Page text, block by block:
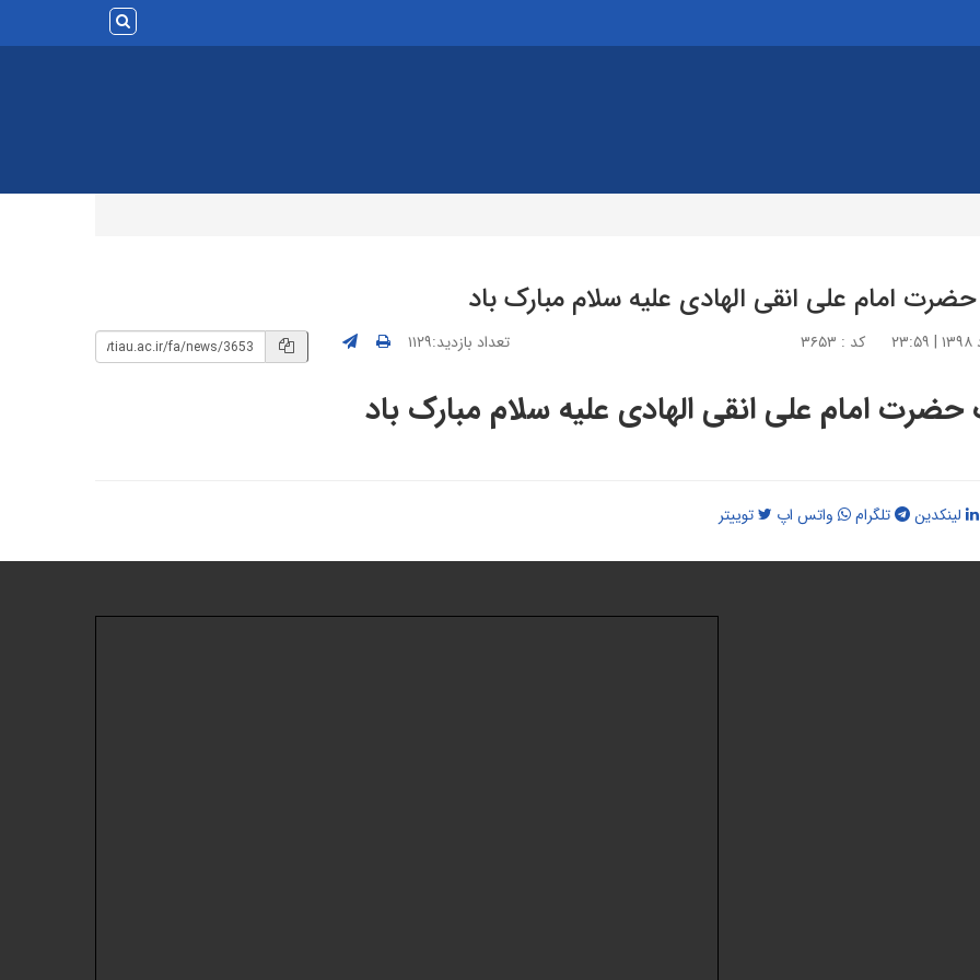
امام علی انقی الهادی علیه سلام مبارک باد
کد : ۳۶۵۳ تعداد بازدید:۱۱۲۹
حضرت امام علی انقی الهادی علیه سلام مبارک باد
لینکدین تلگرام واتس اپ توییتر